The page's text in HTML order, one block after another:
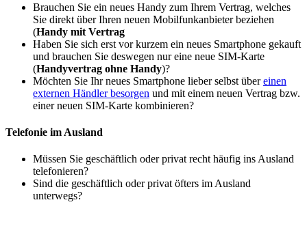
Brauchen Sie ein neues Handy zum Ihrem Vertrag, welches
Sie direkt über Ihren neuen Mobilfunkanbieter beziehen
(Handy mit Vertrag
Haben Sie sich erst vor kurzem ein neues Smartphone gekauft
und brauchen Sie deswegen nur eine neue SIM-Karte
(Handyvertrag ohne Handy)?
Möchten Sie Ihr neues Smartphone lieber selbst übereinen
externen Händler besorgen und mit einem neuen Vertrag bzw.
einer neuen SIM-Karte kombinieren?
Telefonie im Ausland
Müssen Sie geschäftlich oder privat recht häufig ins Ausland
telefonieren?
Sind die geschäftlich oder privat öfters im Ausland
unterwegs?